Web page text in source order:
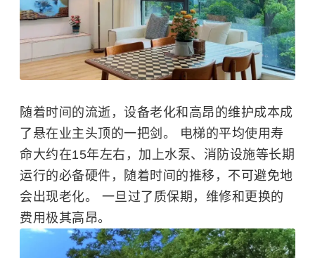
随着时间的流逝，设备老化和高昂的维护成本成
了悬在业主头顶的一把剑。 电梯的平均使用寿
命大约在15年左右，加上水泵、 消防设施等长期
运行的必备硬件，随着时间的推移，不可避免地
会出现老化。 一旦过了质保期，维修和更换的
费用极其高昂。